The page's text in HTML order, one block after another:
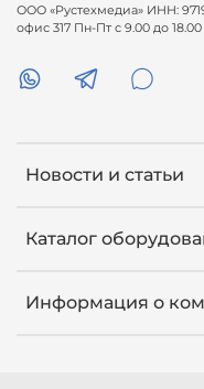
Новости и статьи
Каталог
Информация о
ООО «Рустехмедиа» ИНН:
офис 317 Пн-Пт с 9.00 до 18.00